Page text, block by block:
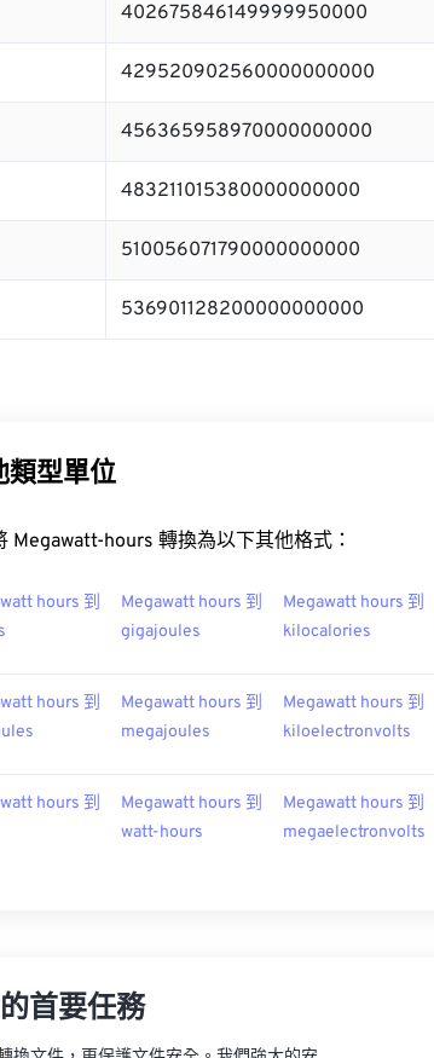
402675846149999950000
429520902560000000000
456365958970000000000
483211015380000000000
510056071790000000000
536901128200000000000
類型單位
Megawatt-hours 轉換為以下其他格式：
hours 到
Megawatt hours 到
gigajoules
Megawatt hours 到
kilocalories
hours 到
Megawatt hours 到
megajoules
Megawatt hours 到
kiloelectronvolts
hours 到
Megawatt hours 到
watt-hours
Megawatt hours 到
megaelectronvolts
首要任務